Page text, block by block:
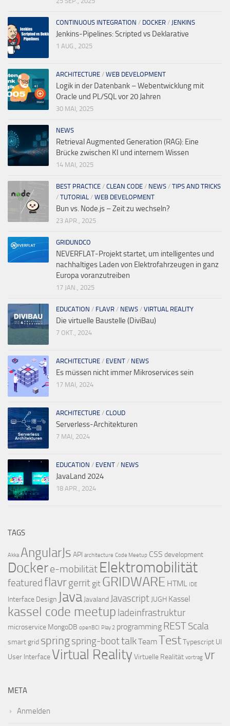
CONTINUOUS INTEGRATION / DOCKER / JENKINS
Jenkins-Pipelines: Scripted vs Deklarative
1 AUG., 2025
ARCHITECTURE / WEB DEVELOPMENT
Logik in der Datenbank – Webentwicklung mit
Oracle und PL/SQL vor 20 Jahren
30 MAI, 2025
NEWS
Retrieval Augmented Generation (RAG): Eine
Brücke zwischen KI und internem Wissen
14 MAI, 2025
BEST PRACTICE / CLEAN CODE / NEWS / TIPS AND TRICKS
/ TUTORIAL / WEB DEVELOPMENT
Bun vs. Node.js – Zeit zu wechseln?
23 APR., 2025
GRIDUNDCO
NEVERFLAT-Projekt startet, um intelligentes und
nachhaltiges Laden von Elektrofahrzeugen in ganz
Europa voranzutreiben
17 JAN., 2025
EDUCATION / FLAVR / NEWS / VIRTUAL REALITY
Die virtuelle Baustelle (DiviBau)
7 OKT., 2024
ARCHITECTURE / EVENT / NEWS
Es müssen nicht immer Mikroservices sein
17 MAI, 2024
ARCHITECTURE / CLOUD
Serverless-Architekturen
7 MAI, 2024
EDUCATION / EVENT / NEWS
JavaLand 2024
18 APR., 2024
TAGS
Akka AngularJs API architecture Code Meetup CSS development
Dockere-mobilität Elektromobilität
featuredflavrgerrit git GRIDWARE HTML IDE
Interface Design JavaJavalandJavascriptJUGH Kassel
kassel code meetup ladeinfrastruktur
microservice MongoDB openBCI Play 2 programming RESTScala
smart grid springspring-boottalkTeamTestTypescript UI
User Interface Virtual Reality Virtuelle Realität vortrag vr
META
Anmelden